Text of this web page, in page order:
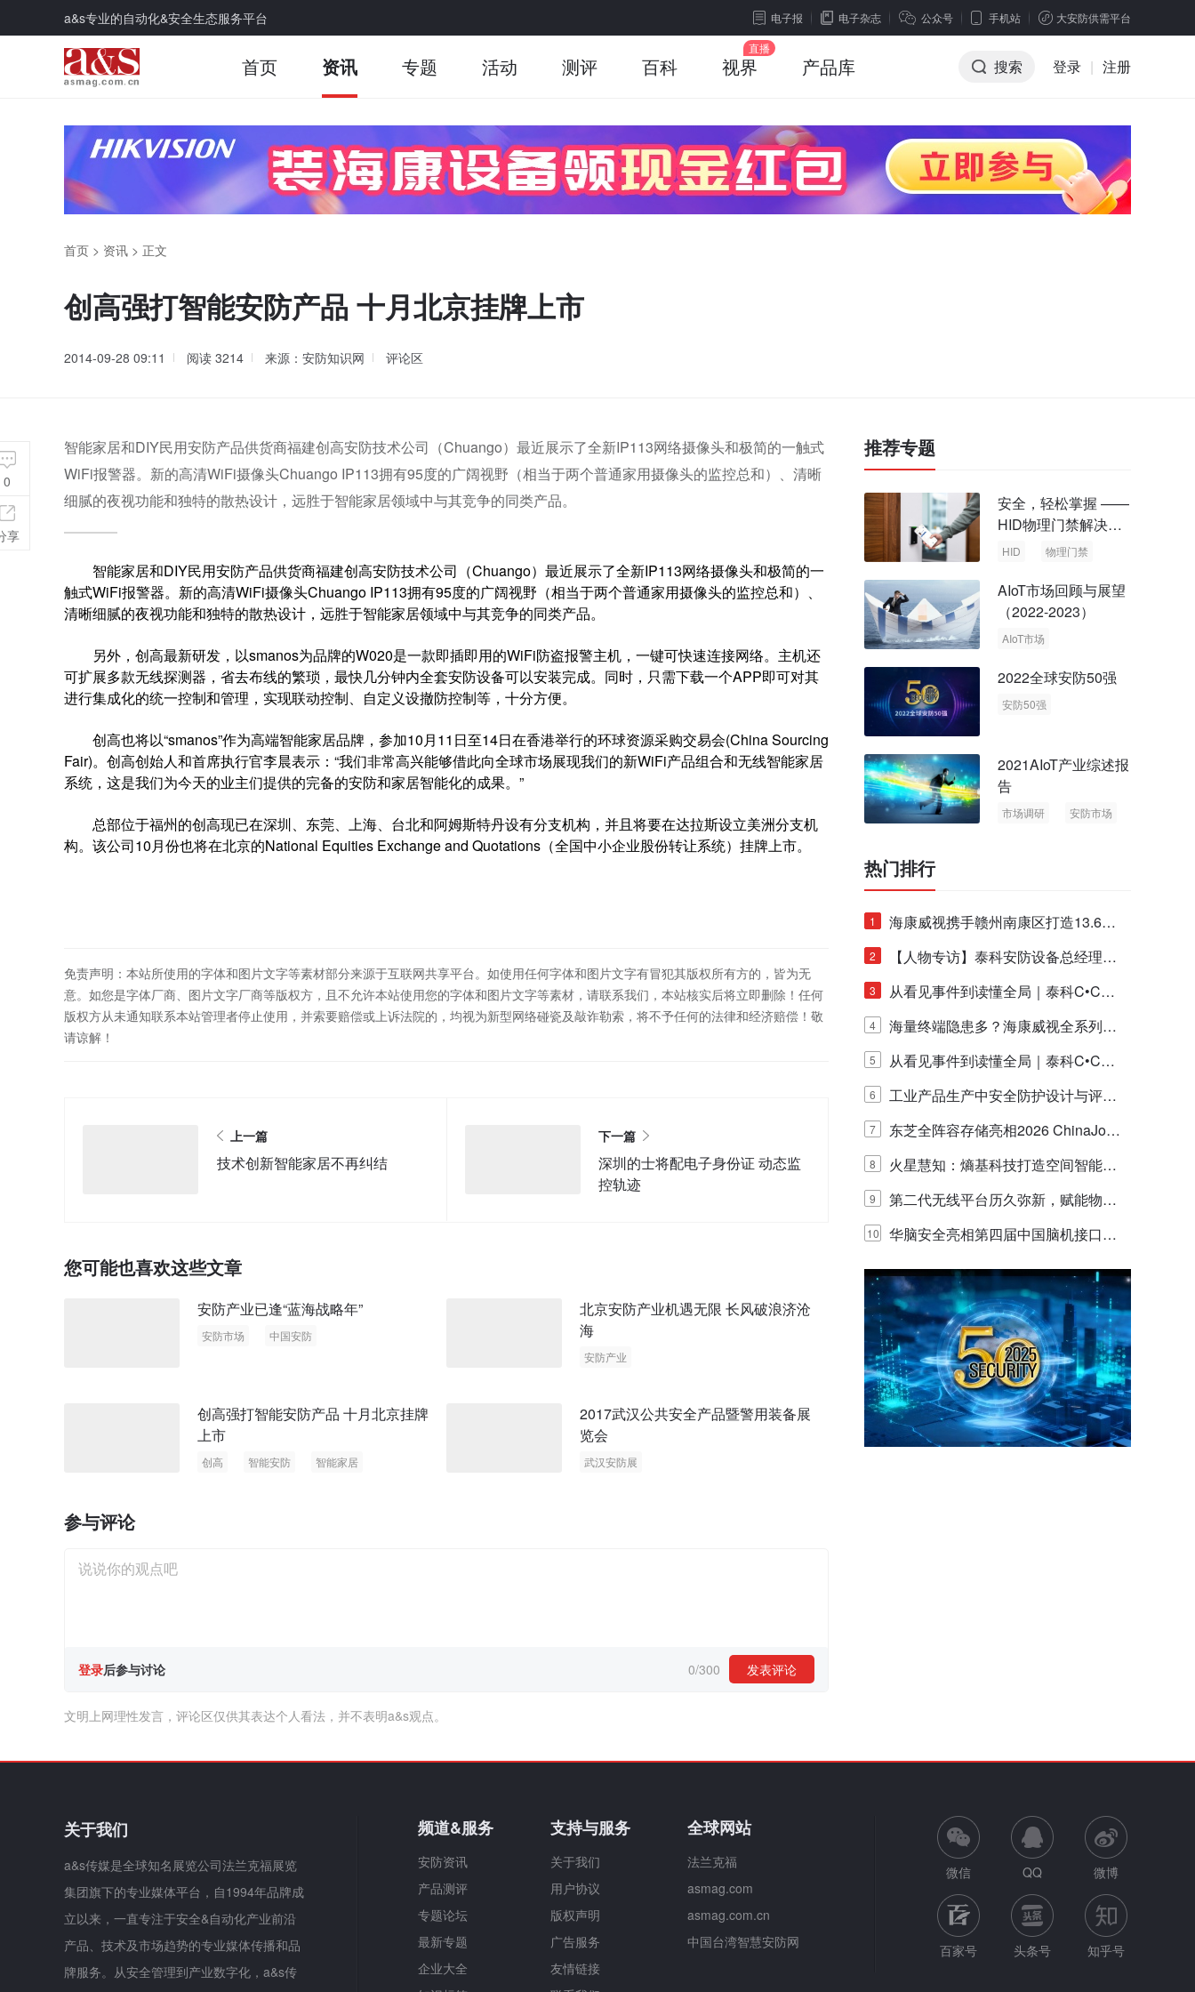
a&s专业的自动化&安全生态服务平台 电子报 电子杂志 公众号 手机站 大安防供需平台
首页 资讯 专题 活动 测评 百科 视界 产品库 搜索 登录 | 注册
首页 > 资讯 > 正文
创高强打智能安防产品 十月北京挂牌上市
2014-09-28 09:11 阅读 3214 来源：安防知识网 评论区
智能家居和DIY民用安防产品供货商福建创高安防技术公司（Chuango）最近展示了全新IP113网络摄像头和极简的一触式
WiFi报警器。新的高清WiFi摄像头Chuango IP113拥有95度的广阔视野（相当于两个普通家用摄像头的监控总和）、清晰
细腻的夜视功能和独特的散热设计，远胜于智能家居领域中与其竞争的同类产品。
智能家居和DIY民用安防产品供货商福建创高安防技术公司（Chuango）最近展示了全新IP113网络摄像头和极简的一
触式WiFi报警器。新的高清WiFi摄像头Chuango IP113拥有95度的广阔视野（相当于两个普通家用摄像头的监控总和）、
清晰细腻的夜视功能和独特的散热设计，远胜于智能家居领域中与其竞争的同类产品。
另外，创高最新研发，以smanos为品牌的W020是一款即插即用的WiFi防盗报警主机，一键可快速连接网络。主机还
可扩展多款无线探测器，省去布线的繁琐，最快几分钟内全套安防设备可以安装完成。同时，只需下载一个APP即可对其
进行集成化的统一控制和管理，实现联动控制、自定义设撤防控制等，十分方便。
创高也将以“smanos”作为高端智能家居品牌，参加10月11日至14日在香港举行的环球资源采购交易会(China Sourcing
Fair)。创高创始人和首席执行官李晨表示：“我们非常高兴能够借此向全球市场展现我们的新WiFi产品组合和无线智能家居
系统，这是我们为今天的业主们提供的完备的安防和家居智能化的成果。”
总部位于福州的创高现已在深圳、东莞、上海、台北和阿姆斯特丹设有分支机构，并且将要在达拉斯设立美洲分支机
构。该公司10月份也将在北京的National Equities Exchange and Quotations（全国中小企业股份转让系统）挂牌上市。
免责声明：本站所使用的字体和图片文字等素材部分来源于互联网共享平台。如使用任何字体和图片文字有冒犯其版权所有方的，皆为无
意。如您是字体厂商、图片文字厂商等版权方，且不允许本站使用您的字体和图片文字等素材，请联系我们，本站核实后将立即删除！任何
版权方从未通知联系本站管理者停止使用，并索要赔偿或上诉法院的，均视为新型网络碰瓷及敲诈勒索，将不予任何的法律和经济赔偿！敬
请谅解！
上一篇
技术创新智能家居不再纠结
下一篇
深圳的士将配电子身份证 动态监
控轨迹
您可能也喜欢这些文章
安防产业已逢“蓝海战略年”
安防市场 中国安防
北京安防产业机遇无限 长风破浪济沧
海
安防产业
创高强打智能安防产品 十月北京挂牌
上市
创高 智能安防
智能家居
2017武汉公共安全产品暨警用装备展
览会
武汉安防展
参与评论
登录后参与讨论 0/300 发表评论
文明上网理性发言，评论区仅供其表达个人看法，并不表明a&s观点。
0
享
推荐专题
安全，轻松掌握 ——
HID物理门禁解决方
案，启动智慧安全新
HID 物理门禁
AIoT市场回顾与展望
（2022-2023）
AIoT市场
2022全球安防50强
安防50强
2021AIoT产业综述报
告
市场调研
安防市场
热门排行
1
海康威视携手赣州南康区打造13.6公
里绿波网
2
【人物专访】泰科安防设备总经理张
宁解码安防出海新范式
3
从看见事件到读懂全局｜泰科C•CUR
E IQ 3.20开启安防运营智能新时代
4
海量终端隐患多？海康威视全系列物
联安全产品，四层守护更放心！
5
从看见事件到读懂全局｜泰科C•CUR
E IQ 3.20开启安防运营智能新时代
6
工业产品生产中安全防护设计与评估
的实践与探讨
7
东芝全阵容存储亮相2026 ChinaJo
y，以海量数据底座赋能“与AI同游”新
体验
8
火星慧知：熵基科技打造空间智能时
代的认知中枢
9
第二代无线平台历久弥新，赋能物联
网创新迭代
10
华脑安全亮相第四届中国脑机接口大
赛 工业安全脑机接口技术赢行业顶级
专家关注
关于我们
a&s传媒是全球知名展览公司法兰克福展览
集团旗下的专业媒体平台，自1994年品牌成
立以来，一直专注于安全&自动化产业前沿
产品、技术及市场趋势的专业媒体传播和品
牌服务。从安全管理到产业数字化，a&s传
频道&服务
安防资讯
产品测评
专题论坛
最新专题
企业大全
支持与服务
关于我们
用户协议
版权声明
广告服务
友情链接
全球网站
法兰克福
asmag.com
asmag.com.cn
中国台湾智慧安防网
微信 QQ 微博
百家号 头条号 知乎号